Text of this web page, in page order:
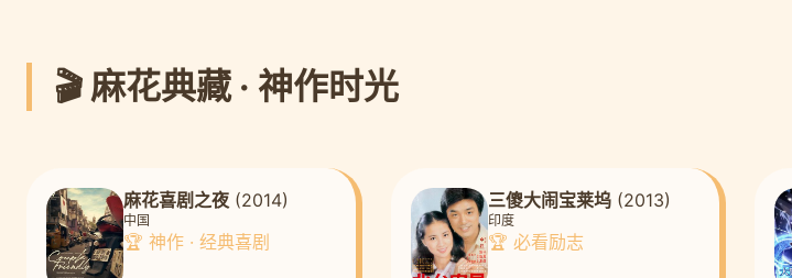
🎬 麻花典藏 · 神作时光
麻花喜剧之夜 (2014)
中国
🏆 神作 · 经典喜剧
三傻大闹宝莱坞(2013)
印度
🏆 必看励志